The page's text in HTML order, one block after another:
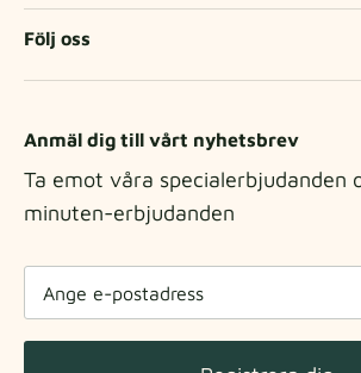
Anmäl dig till vårt nyhetsbrev
Ta emot våra specialerbjudanden
minuten-erbjudanden
Följ oss